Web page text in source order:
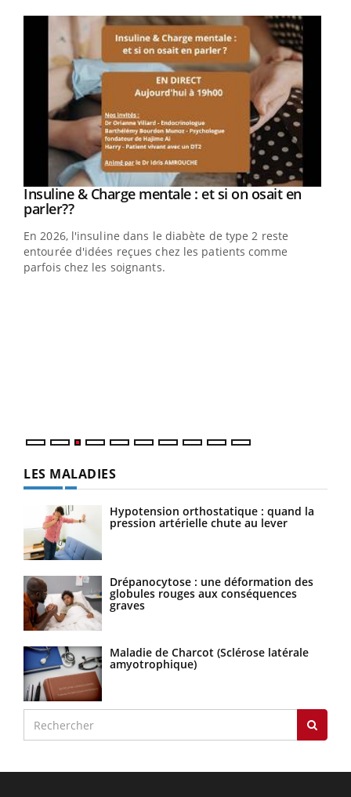
Youtube
Insuline & Charge mentale : et si on osait en
parler??Youtube
En 2026, l'insuline dans le diabète de type 2 reste
entourée d'idées reçues chez les patients comme
parfois chez les soignants.
LES MALADIES
Hypotension orthostatique : quand la
pression artérielle chute au lever
Drépanocytose : une déformation des
globules rouges aux conséquences
graves
Maladie de Charcot (Sclérose latérale
amyotrophique)